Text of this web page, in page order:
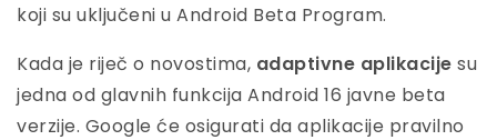
koji su uključeni u Android Beta Program.
Kada je riječ o novostima, adaptivne aplikacije su
jedna od glavnih funkcija Android 16 javne beta
verzije. Google će osigurati da aplikacije pravilno